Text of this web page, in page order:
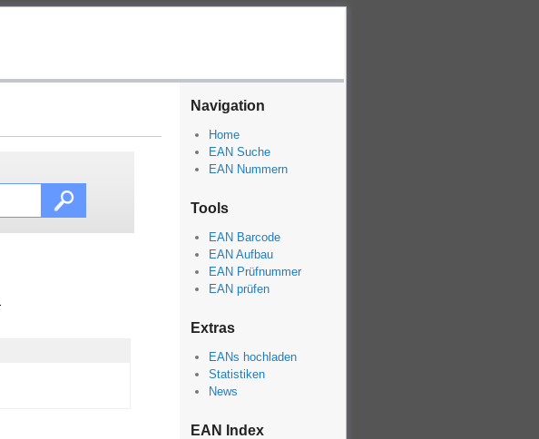
Navigation
Home
EAN Suche
EAN Nummern
Tools
EAN Barcode
EAN Aufbau
EAN Prüfnummer
EAN prüfen
Extras
EANs hochladen
Statistiken
News
EAN Index